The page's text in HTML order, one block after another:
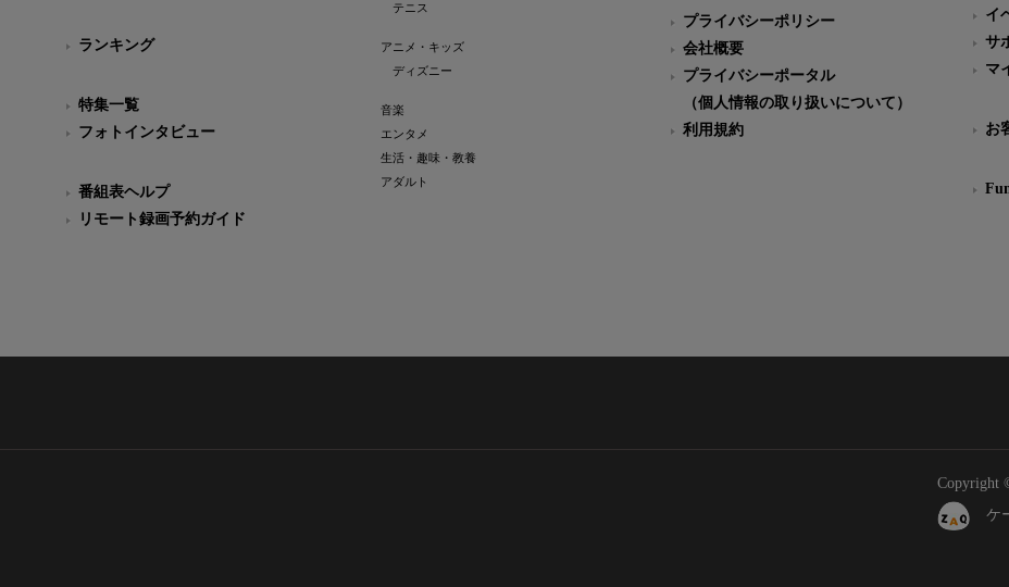
ランキング
特集一覧
フォトインタビュー
番組表ヘルプ
リモート録画予約ガイド
テニス
アニメ・キッズ
ディズニー
音楽
エンタメ
生活・趣味・教養
アダルト
プライバシーポリシー
会社概要
プライバシーポータル
（個人情報の取り扱いについて）
利用規約
イ
サ
マ
お
Copyright
ケ